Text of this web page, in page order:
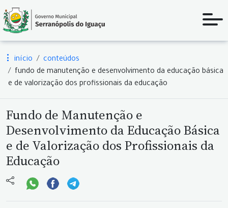
início
conteúdos
fundo de manutenção e desenvolvimento da educação básica
e de valorização dos profissionais da educação
Fundo de Manutenção e
Desenvolvimento da Educação Básica
e de Valorização dos Profissionais da
Educação